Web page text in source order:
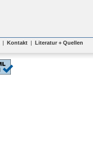
| Kontakt | Literatur + Quellen